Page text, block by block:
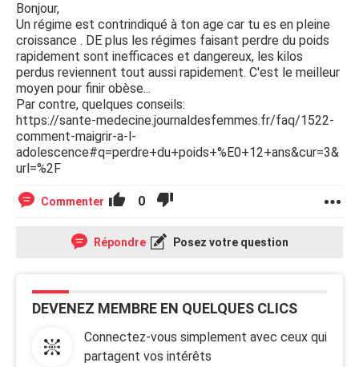
Bonjour,
Un régime est contrindiqué à ton age car tu es en pleine
croissance . DE plus les régimes faisant perdre du poids
rapidement sont inefficaces et dangereux, les kilos
perdus reviennent tout aussi rapidement. C'est le meilleur
moyen pour finir obèse...
Par contre, quelques conseils:
https://sante-medecine.journaldesfemmes.fr/faq/1522-
comment-maigrir-a-l-
adolescence#q=perdre+du+poids+%E0+12+ans&cur=3&
url=%2F
Commenter 0
Répondre Posez votre question
DEVENEZ MEMBRE EN QUELQUES CLICS
Connectez-vous simplement avec ceux qui
partagent vos intérêts